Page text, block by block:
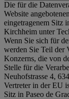
Die für die
Website
eingetragenem Sitz
Kirchheim unter
Wenn Sie sich für
werden Sie Teil der
Konzerns, die von
Stelle für die
Neuhofstrasse 4,
Vertreter in der EU
Sitz in Paseo de